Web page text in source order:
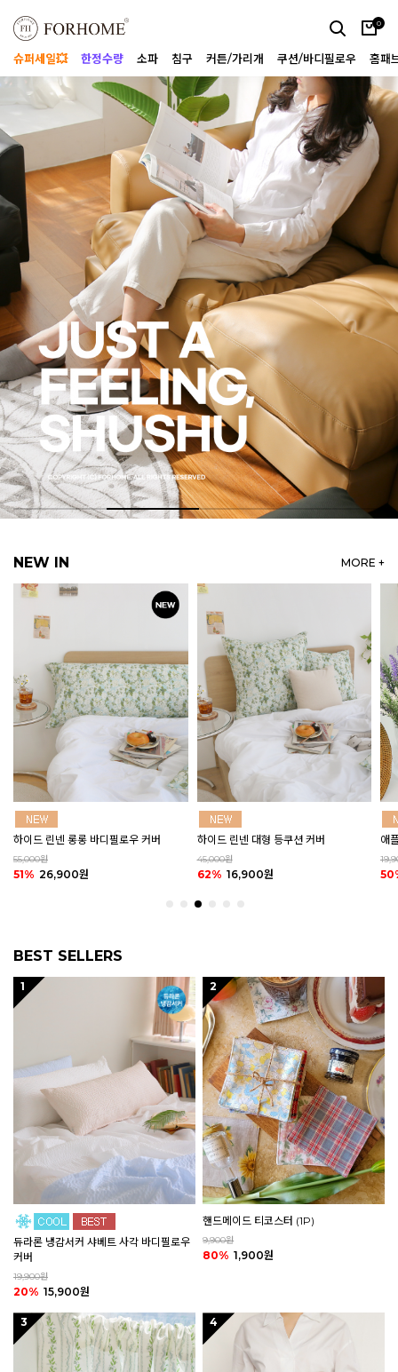
0
슈퍼세일💥 한정수량 소파 침구 커튼/가리개 쿠션/바디필로우 홈패
NEW IN MORE +
하이드 린넨 대형 등쿠션 커버
45,000원
62% 16,900원
애플 그린티 린넨 바란스 커튼 (2size)
19,900원
50% 9,900원
마
BEST SELLERS
1
듀라론 냉감서커 샤베트 사각 바디필로우
커버
19,900원
20% 15,900원
2
핸드메이드 티코스터 (1P)
9,900원
80% 1,900원
3 4